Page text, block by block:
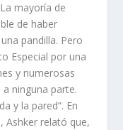
mayoría de
de haber
pandilla. Pero
Especial por una
y numerosas
ninguna parte.
y la pared”. En
Ashker relató que,